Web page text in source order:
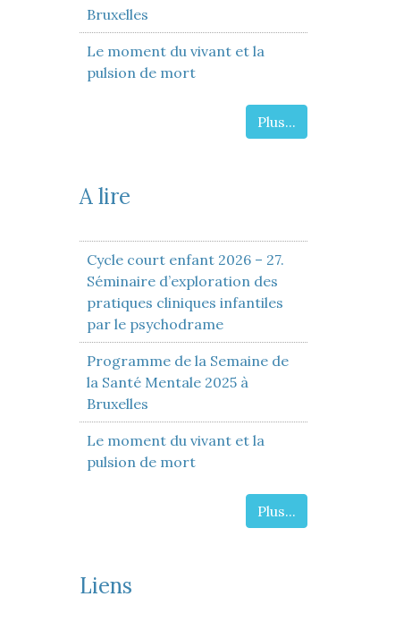
Bruxelles
Le moment du vivant et la
pulsion de mort
Plus...
A lire
Cycle court enfant 2026 – 27.
Séminaire d’exploration des
pratiques cliniques infantiles
par le psychodrame
Programme de la Semaine de
la Santé Mentale 2025 à
Bruxelles
Le moment du vivant et la
pulsion de mort
Plus...
Liens